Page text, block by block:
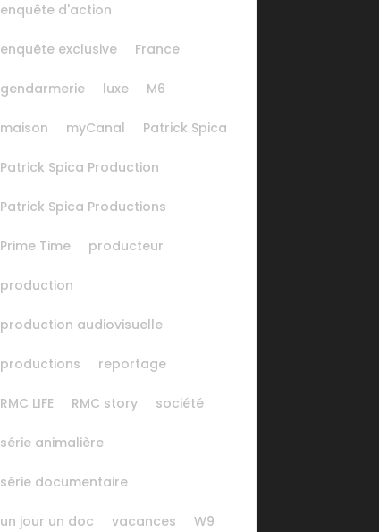
enquête d'action
enquête exclusive France
gendarmerie luxe M6
maison myCanal Patrick Spica
Patrick Spica Production
Patrick Spica Productions
Prime Time producteur
production
production audiovisuelle
productions reportage
RMC LIFE RMC story société
série animalière
série documentaire
un jour un doc vacances W9